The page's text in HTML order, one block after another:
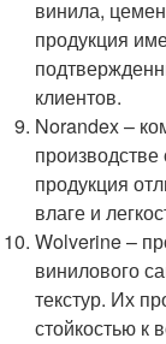
винила,
продукция
клиентов.
Norandex –
продукция
влаге и
Wolverine –
винилового
текстур. Их
стойкостью к